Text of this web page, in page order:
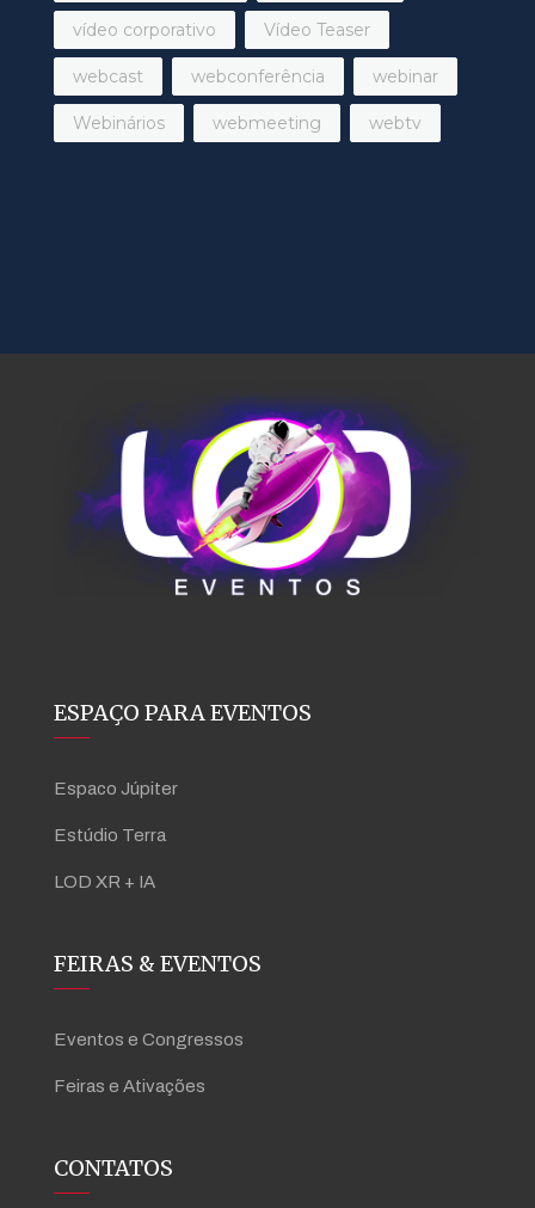
vídeo corporativo Vídeo Teaser
webcast webconferência webinar
Webinários webmeeting webtv
ESPAÇO PARA EVENTOS
Espaco Júpiter
Estúdio Terra
LOD XR + IA
FEIRAS & EVENTOS
Eventos e Congressos
Feiras e Ativações
CONTATOS